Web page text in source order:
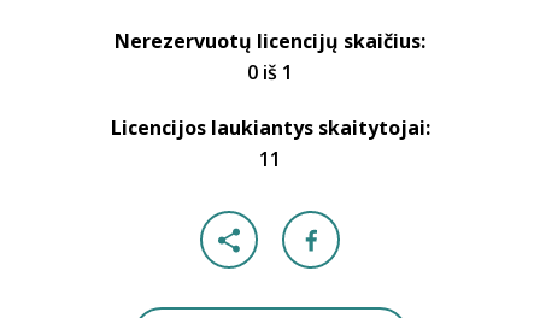
Nerezervuotų licencijų skaičius:
0 iš 1
Licencijos laukiantys skaitytojai:
11